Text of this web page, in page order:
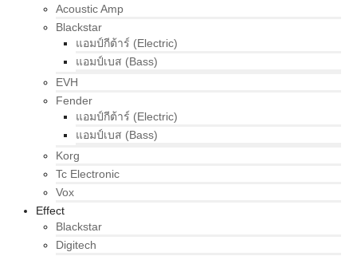
Acoustic Amp
Blackstar
แอมป์กีต้าร์ (Electric)
แอมป์เบส (Bass)
EVH
Fender
แอมป์กีต้าร์ (Electric)
แอมป์เบส (Bass)
Korg
Tc Electronic
Vox
Effect
Blackstar
Digitech